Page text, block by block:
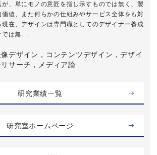
、単にモノの意匠を指し示すものでは無く、製
値、また何らかの仕組みやサービス全体をも対
在、デザインは専門職としてのデザイナー養成
では無 ...
像デザイン，コンテンツデザイン，デザイ
リサーチ，メディア論
研究業績一覧
研究室ホームページ